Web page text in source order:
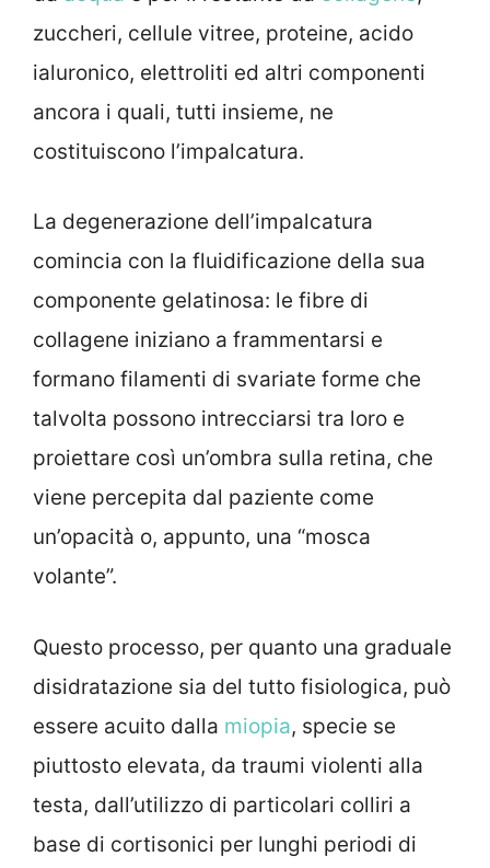
zuccheri, cellule vitree, proteine, acido
ialuronico, elettroliti ed altri componenti
ancora i quali, tutti insieme, ne
costituiscono l’impalcatura.
La degenerazione dell’impalcatura
comincia con la fluidificazione della sua
componente gelatinosa: le fibre di
collagene iniziano a frammentarsi e
formano filamenti di svariate forme che
talvolta possono intrecciarsi tra loro e
proiettare così un’ombra sulla retina, che
viene percepita dal paziente come
un’opacità o, appunto, una “mosca
volante”.
Questo processo, per quanto una graduale
disidratazione sia del tutto fisiologica, può
essere acuito dalla miopia, specie se
piuttosto elevata, da traumi violenti alla
testa, dall’utilizzo di particolari colliri a
base di cortisonici per lunghi periodi di